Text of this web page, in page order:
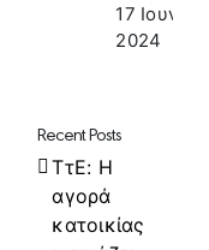
17
2024
Recent Posts
ΤτΕ: Η
αγορά
κατοικίας